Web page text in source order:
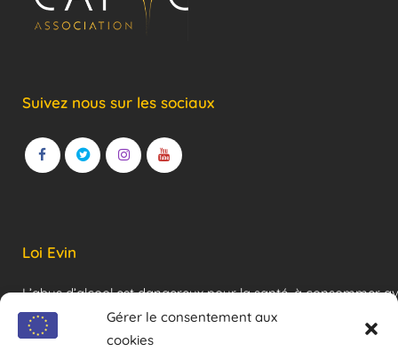
Gérer le consentement aux
cookies
Suivez nous sur les sociaux
Loi Evin
L’abus d’alcool est dangereux pour la santé, à consommer
modération !